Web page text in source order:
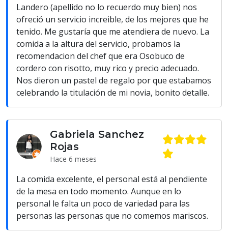
Landero (apellido no lo recuerdo muy bien) nos
ofreció un servicio increible, de los mejores que he
tenido. Me gustaría que me atendiera de nuevo. La
comida a la altura del servicio, probamos la
recomendacion del chef que era Osobuco de
cordero con risotto, muy rico y precio adecuado.
Nos dieron un pastel de regalo por que estabamos
celebrando la titulación de mi novia, bonito detalle.
Gabriela Sanchez
Rojas
Hace 6 meses
La comida excelente, el personal está al pendiente
de la mesa en todo momento. Aunque en lo
personal le falta un poco de variedad para las
personas las personas que no comemos mariscos.